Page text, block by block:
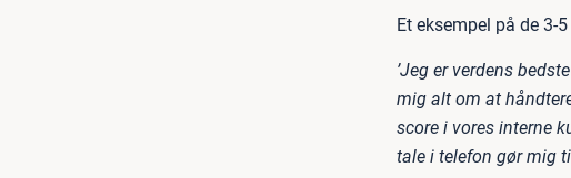
Et eksempel på de
’Jeg er verdens
mig alt om at
score i vores interne
tale i telefon gør mig